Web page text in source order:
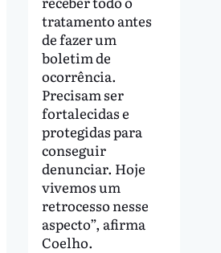
tratamento antes
de fazer um
boletim de
ocorrência.
Precisam ser
fortalecidas e
protegidas para
conseguir
denunciar. Hoje
vivemos um
retrocesso nesse
aspecto”, afirma
Coelho.